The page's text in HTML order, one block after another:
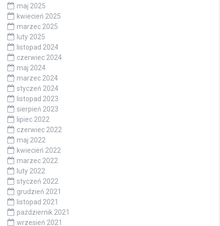
maj 2025
kwiecień 2025
marzec 2025
luty 2025
listopad 2024
czerwiec 2024
maj 2024
marzec 2024
styczeń 2024
listopad 2023
sierpień 2023
lipiec 2022
czerwiec 2022
maj 2022
kwiecień 2022
marzec 2022
luty 2022
styczeń 2022
grudzień 2021
listopad 2021
październik 2021
wrzesień 2021